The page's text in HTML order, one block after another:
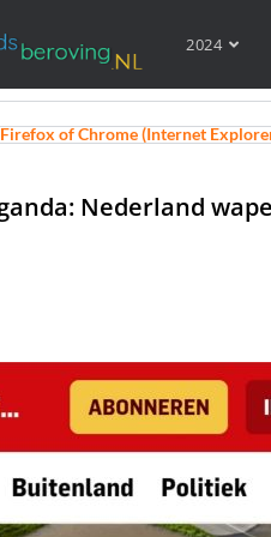
2024
of Chrome (Internet
Nederland